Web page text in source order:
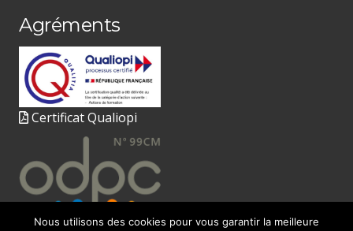
Agréments
Certificat Qualiopi
Nous utilisons des cookies pour vous garantir la meilleure